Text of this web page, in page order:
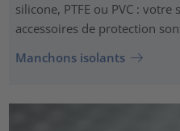
silicone, PTFE ou PVC :
accessoires de protection
Manchons isolants